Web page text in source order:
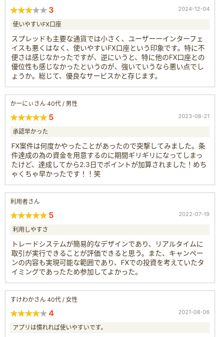
3 2024-12-04
使いやすいFX口座
スプレッドも主要な通貨では小さく、ユーザーーインターフェ
イスも悪くはなく、使いやすいFX口座という印象です。特に不
便さは感じなかったですが、逆にいうと、特に他のFX口座との
優位性も感じなかったというのが、強いていうなら悪い点でし
ょうか。総じて、優良なサービスかと存じます。
かーにぃさん 40代 / 男性
5 2023-08-21
承認早かった
FX案件は何度かやったことがあったので突撃してみました。条
件達成の為の資金を用意するのに期間ギリギリになってしまっ
たけど、達成してから2.3日でポイントが加算されました！めち
ゃくちゃ早かったです！！笑
利用者さん
5 2022-07-19
利用しやすさ
トレードシステムが簡易的なデザインであり、リアルタイムに
取引が実行できることが評価できると思う。また、キャンペー
ンの内容も実現可能な範囲であり、FXでの投資を考えていたタ
イミングであったため参加してよかった。
すけわかさん 40代 / 女性
4 2021-08-06
アプリは慣れれば使いやすいです。